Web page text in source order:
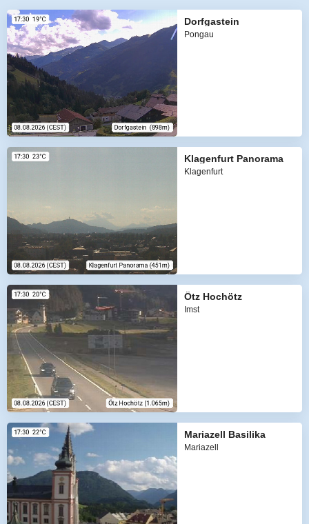
Dorfgastein
Pongau
Klagenfurt Panorama
Klagenfurt
Ötz Hochötz
Imst
Mariazell Basilika
Mariazell